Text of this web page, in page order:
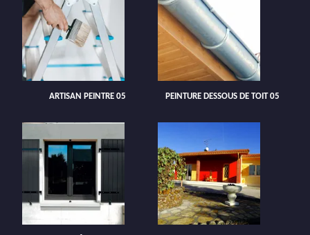
ARTISAN PEINTRE 05 PEINTURE DESSOUS DE TOIT 05